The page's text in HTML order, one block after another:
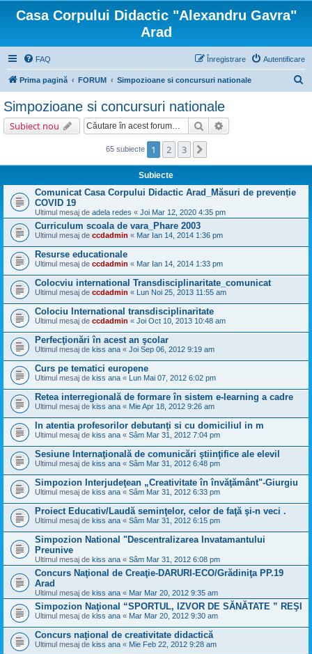
Casa Corpului Didactic "Alexandru Gavra"
Arad
FAQ Autentificare
Înregistrare
Prima pagină FORUM Simpozioane si concursuri nationale
Simpozioane si concursuri nationale
Subiect nou Căutare
65 subiecte 1 2 3
Subiecte
Comunicat Casa Corpului Didactic Arad_Măsuri de prevenție
COVID 19
Ultimul mesaj de adela redes « Joi Mar 12, 2020 4:35 pm
Curriculum scoala de vara_Phare 2003
Ultimul mesaj de ccdadmin « Mar Ian 14, 2014 1:36 pm
Resurse educationale
Ultimul mesaj de ccdadmin « Mar Ian 14, 2014 1:33 pm
Colocviu international Transdisciplinaritate_comunicat
Ultimul mesaj de ccdadmin « Lun Noi 25, 2013 11:55 am
Colociu International transdisciplinaritate
Ultimul mesaj de ccdadmin « Joi Oct 10, 2013 10:48 am
Perfecţionări în acest an şcolar
Ultimul mesaj de kiss ana « Joi Sep 06, 2012 9:19 am
Curs pe tematici europene
Ultimul mesaj de kiss ana « Lun Mai 07, 2012 6:02 pm
Retea interregională de formare în sistem e-learning a cadre
Ultimul mesaj de kiss ana « Mie Apr 18, 2012 9:26 am
In atentia profesorilor debutanţi si cu domiciliul in m
Ultimul mesaj de kiss ana « Sâm Mar 31, 2012 7:04 pm
Sesiune Internaţională de comunicări ştiinţifice ale elevil
Ultimul mesaj de kiss ana « Sâm Mar 31, 2012 6:48 pm
Simpozion Interjudeţean „Creativitate în învăţământ"-Giurgiu
Ultimul mesaj de kiss ana « Sâm Mar 31, 2012 6:33 pm
Proiect Educativ/Laudă seminţelor, celor de faţă şi-n veci .
Ultimul mesaj de kiss ana « Sâm Mar 31, 2012 6:15 pm
Simpozion National "Descentralizarea Invatamantului
Preunive
Ultimul mesaj de kiss ana « Sâm Mar 31, 2012 6:08 pm
Concurs Naţional de Creaţie-DARURI-ECO/Grădiniţa PP.19
Arad
Ultimul mesaj de kiss ana « Mar Mar 20, 2012 9:35 am
Simpozion Naţional “SPORTUL, IZVOR DE SĂNĂTATE ” REŞI
Ultimul mesaj de kiss ana « Mar Mar 20, 2012 9:30 am
Concurs naţional de creativitate didactică
Ultimul mesaj de kiss ana « Mie Feb 22, 2012 9:28 am